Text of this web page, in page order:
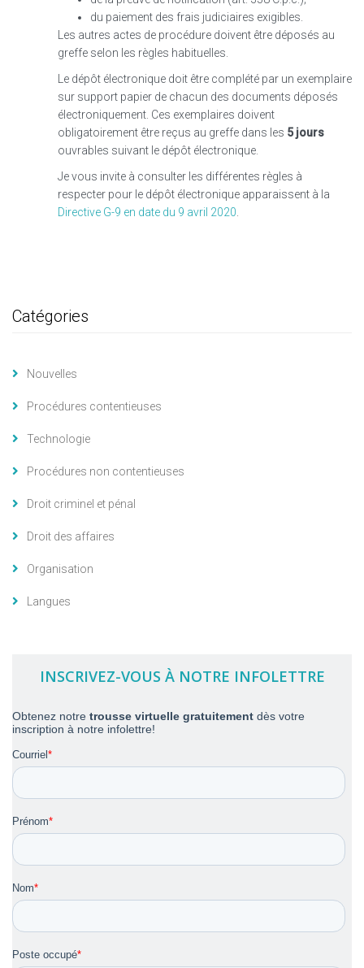
du paiement des frais judiciaires exigibles.
Les autres actes de procédure doivent être déposés au
greffe selon les règles habituelles.
Le dépôt électronique doit être complété par un exemplaire
sur support papier de chacun des documents déposés
électroniquement. Ces exemplaires doivent
obligatoirement être reçus au greffe dans les 5 jours
ouvrables suivant le dépôt électronique.
Je vous invite à consulter les différentes règles à
respecter pour le dépôt électronique apparaissent à la
Directive G-9 en date du 9 avril 2020
Catégories
Nouvelles
Procédures contentieuses
Technologie
Procédures non contentieuses
Droit criminel et pénal
Droit des affaires
Organisation
Langues
INSCRIVEZ-VOUS À NOTRE INFOLETTRE